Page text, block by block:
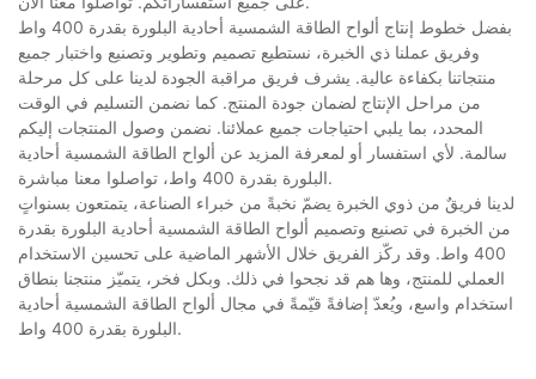
بفضل خطوط إنتاج ألواح الطاقة الشمسية أحادية البلورة بقدرة 400 واط
وفريق عملنا ذي الخبرة، نستطيع تصميم وتطوير وتصنيع واختبار جميع
منتجاتنا بكفاءة عالية. يشرف فريق مراقبة الجودة لدينا على كل مرحلة
من مراحل الإنتاج لضمان جودة المنتج. كما نضمن التسليم في الوقت
المحدد، بما يلبي احتياجات جميع عملائنا. نضمن وصول المنتجات إليكم
سالمة. لأي استفسار أو لمعرفة المزيد عن ألواح الطاقة الشمسية أحادية
البلورة بقدرة 400 واط، تواصلوا معنا مباشرة.
لدينا فريقٌ من ذوي الخبرة يضمّ نخبةً من خبراء الصناعة، يتمتعون بسنواتٍ
من الخبرة في تصنيع وتصميم ألواح الطاقة الشمسية أحادية البلورة بقدرة
400 واط. وقد ركّز الفريق خلال الأشهر الماضية على تحسين الاستخدام
العملي للمنتج، وها هم قد نجحوا في ذلك. وبكل فخر، يتميّز منتجنا بنطاق
استخدام واسع، ويُعدّ إضافةً قيّمةً في مجال ألواح الطاقة الشمسية أحادية
البلورة بقدرة 400 واط.